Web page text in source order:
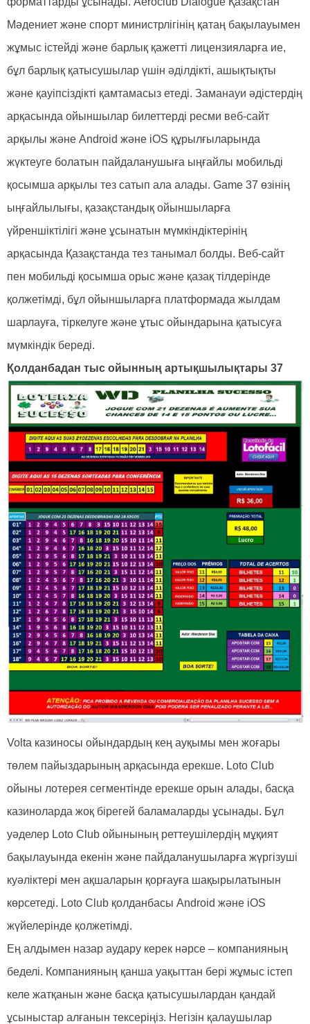
Мәдениет және спорт министрлігінің қатаң бақылауымен
жұмыс істейді және барлық қажетті лицензияларға ие,
бұл барлық қатысушылар үшін әділдікті, ашықтықты
және қауіпсіздікті қамтамасыз етеді. Заманауи әдістердің
арқасында ойыншылар билеттерді ресми веб-сайт
арқылы және Android және iOS құрылғыларында
жүктеуге болатын пайдаланушыға ыңғайлы мобильді
қосымша арқылы тез сатып ала алады. Game 37 өзінің
ыңғайлылығы, қазақстандық ойыншыларға
үйреншіктілігі және ұсынатын мүмкіндіктерінің
арқасында Қазақстанда тез танымал болды. Веб-сайт
пен мобильді қосымша орыс және қазақ тілдерінде
қолжетімді, бұл ойыншыларға платформада жылдам
шарлауға, тіркелуге және ұтыс ойындарына қатысуға
мүмкіндік береді.
Қолданбадан тыс ойынның артықшылықтары 37
Volta казиносы ойындардың кең ауқымы мен жоғары
төлем пайыздарының арқасында ерекше. Loto Club
ойыны лотерея сегментінде ерекше орын алады, басқа
казиноларда жоқ бірегей баламаларды ұсынады. Бұл
уәделер Loto Club ойынының реттеушілердің мұқият
бақылауында екенін және пайдаланушыларға жүргізуші
куәліктері мен ақшаларын қорғауға шақырылатынын
көрсетеді. Loto Club қолданбасы Android және iOS
жүйелерінде қолжетімді.
Ең алдымен назар аудару керек нәрсе – компанияның
беделі. Компанияның қанша уақыттан бері жұмыс істеп
келе жатқанын және басқа қатысушылардан қандай
ұсыныстар алғанын тексеріңіз. Негізін қалаушылар